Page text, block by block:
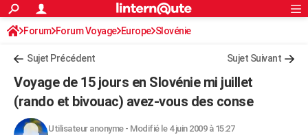
ACTUALITÉS
Politique
Société
Faits Divers
Education
Monde
Villes
+
Programme TV
TNTStreaming
Cinéma
Sorties cinéma
Musique
+FINANCE
Retraite
Impôts
Epargne
Immobilier
Risques naturels par ville
Banque
Assurance
Crédit
AUTO
S'inscrire
Connexion
Forum Forum Voyage Europe Slovénie
Sujet Précédent Sujet Suivant
Voyage de 15 jours en Slovénie mi juillet
(rando et bivouac) avez-vous des conse
Utilisateur anonyme- Modifié le 4 juin 2009 à 15:27